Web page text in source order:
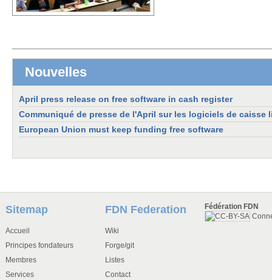
Nouvelles
April press release on free software in cash register
Communiqué de presse de l'April sur les logiciels de caisse
European Union must keep funding free software
Sitemap
Accueil
Principes fondateurs
Membres
Services
FDN Federation
Wiki
Forge/git
Listes
Contact
Fédération FDN